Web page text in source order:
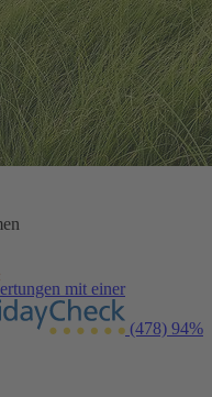
mit einer
(478) 94%